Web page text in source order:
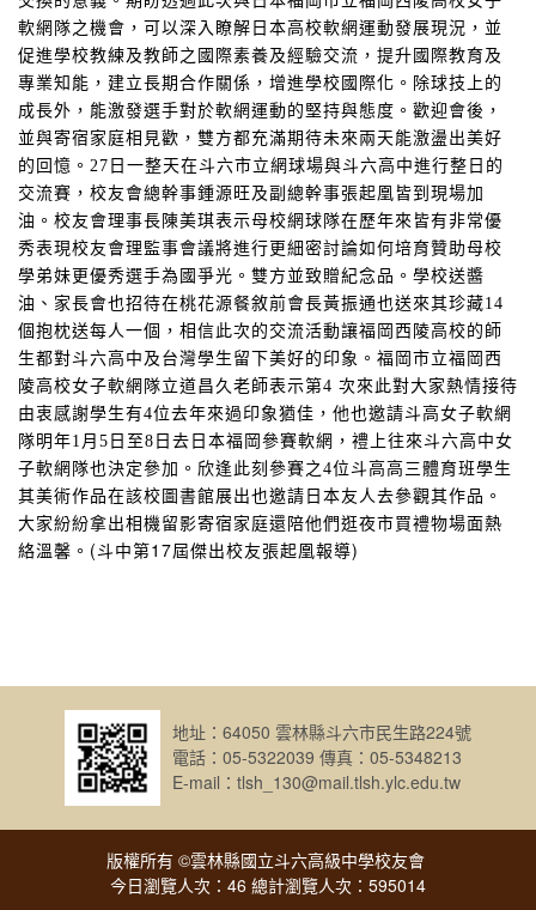
軟網隊之機會，可以深入瞭解日本高校軟網運動發展現況，並
促進學校教練及教師之國際素養及經驗交流，提升國際教育及
專業知能，建立長期合作關係，增進學校國際化。除球技上的
成長外，能激發選手對於軟網運動的堅持與態度。歡迎會後，
並與寄宿家庭相見歡，雙方都充滿期待未來兩天能激盪出美好
的回憶。 27 日一整天在斗六市立網球場與斗六高中進行整日的
交流賽，校友會總幹事鍾源旺及副總幹事張起凰皆到現場加
油。校友會理事長陳美琪表示母校網球隊在歷年來皆有非常優
秀表現校友會理監事會議將進行更細密討論如何培育贊助母校
學弟妹更優秀選手為國爭光。雙方並致贈紀念品。學校送醬
油、家長會也招待在桃花源餐敘前會長黃振通也送來其珍藏14
個抱枕送每人一個，相信此次的交流活動讓福岡西陵高校的師
生都對斗六高中及台灣學生留下美好的印象。福岡市立福岡西
陵高校女子軟網隊立道昌久老師表示第4 次來此對大家熱情接待
由衷感謝學生有4位去年來過印象猶佳，他也邀請斗高女子軟網
隊明年1 月 5 日至8 日去日本福岡參賽軟網，禮上往來斗六高中女
子軟網隊也決定參加。欣逢此刻參賽之 4位斗高高三體育班學生
其美術作品在該校圖書館展出也邀請日本友人去參觀其作品。
大家紛紛拿出相機留影寄宿家庭還陪他們逛夜市買禮物場面熱
絡溫馨。 (斗中第17屆傑出校友張起凰報導)
地址：64050 雲林縣斗六市民生路224號
電話：05-5322039 傳真：05-5348213
E-mail：tlsh_130@mail.tlsh.ylc.edu.tw
版權所有 ©雲林縣國立斗六高級中學校友會
今日瀏覽人次：46 總計瀏覽人次：595014